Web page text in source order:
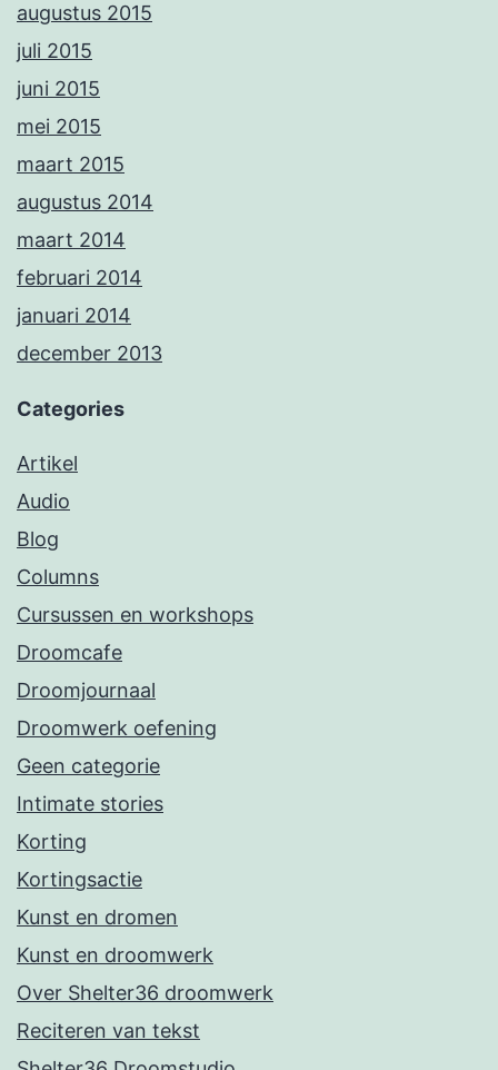
augustus 2015
juli 2015
juni 2015
mei 2015
maart 2015
augustus 2014
maart 2014
februari 2014
januari 2014
december 2013
Categories
Artikel
Audio
Blog
Columns
Cursussen en workshops
Droomcafe
Droomjournaal
Droomwerk oefening
Geen categorie
Intimate stories
Korting
Kortingsactie
Kunst en dromen
Kunst en droomwerk
Over Shelter36 droomwerk
Reciteren van tekst